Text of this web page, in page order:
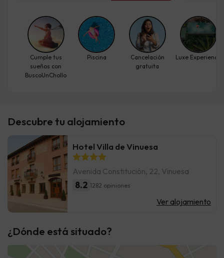
Descubre tu alojamiento
Hotel Villa de Vinuesa
Avenida Constitución, 22, Vinuesa
8.2 1282 opiniones
Ver alojamiento
¿Dónde está situado?
Cumple tus
sueños con
BuscoUnChollo
Piscina
Cancelación
gratuita
Luxe Experience